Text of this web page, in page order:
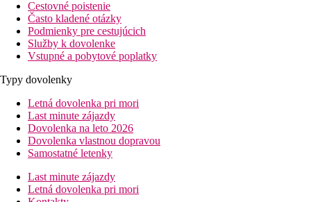
Štandardná izba
klimatizácia
telefón
TV so satelitným príjmom
vlastné sociálne zariadenie (kúpeľňa, sušič vlasov, WC)
minichladnička
väčšina prísteliek formou poschodovej postele
Izba so zdieľaným bazénom
zdieľaný bazén
Zariadenie hotela
reštaurácia
Wi-Fi v lobby (zadarmo)
Cestovné poistenie
Často kladené otázky
Podmienky pre cestujúcich
Služby k dovolenke
Vstupné a pobytové poplatky
Typy dovolenky
Letná dovolenka pri mori
Last minute zájazdy
Dovolenka na leto 2026
Dovolenka vlastnou dopravou
Samostatné letenky
Last minute zájazdy
Letná dovolenka pri mori